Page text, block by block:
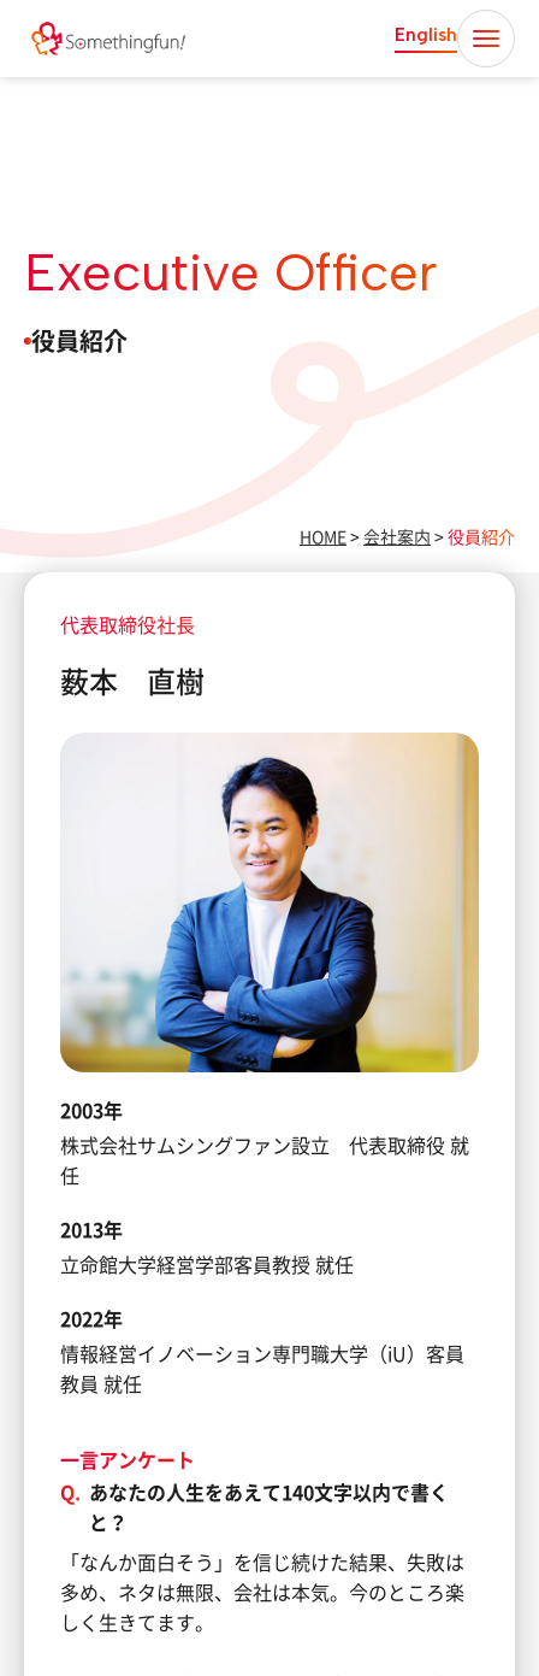
English
Executive Officer
役員紹介
HOME > 会社案内 > 役員紹介
代表取締役社長
薮本 直樹
2003年
株式会社サムシングファン設立 代表取締役 就
任
2013年
立命館大学経営学部客員教授 就任
2022年
情報経営イノベーション専門職大学（iU）客員
教員 就任
一言アンケート
Q. あなたの人生をあえて140文字以内で書く
と？
「なんか面白そう」を信じ続けた結果、失敗は
多め、ネタは無限、会社は本気。今のところ楽
しく生きてます。